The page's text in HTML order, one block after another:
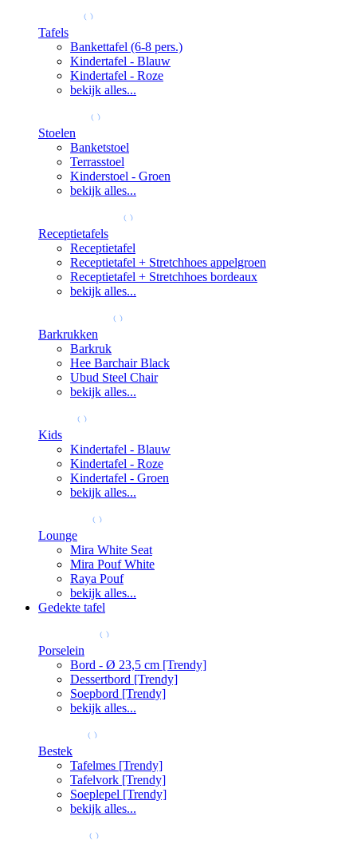
Tafels
Bankettafel (6-8 pers.)
Kindertafel - Blauw
Kindertafel - Roze
bekijk alles...
Stoelen
Banketstoel
Terrasstoel
Kinderstoel - Groen
bekijk alles...
Receptietafels
Receptietafel
Receptietafel + Stretchhoes appelgroen
Receptietafel + Stretchhoes bordeaux
bekijk alles...
Barkrukken
Barkruk
Hee Barchair Black
Ubud Steel Chair
bekijk alles...
Kids
Kindertafel - Blauw
Kindertafel - Roze
Kindertafel - Groen
bekijk alles...
Lounge
Mira White Seat
Mira Pouf White
Raya Pouf
bekijk alles...
Gedekte tafel
Porselein
Bord - Ø 23,5 cm [Trendy]
Dessertbord [Trendy]
Soepbord [Trendy]
bekijk alles...
Bestek
Tafelmes [Trendy]
Tafelvork [Trendy]
Soeplepel [Trendy]
bekijk alles...